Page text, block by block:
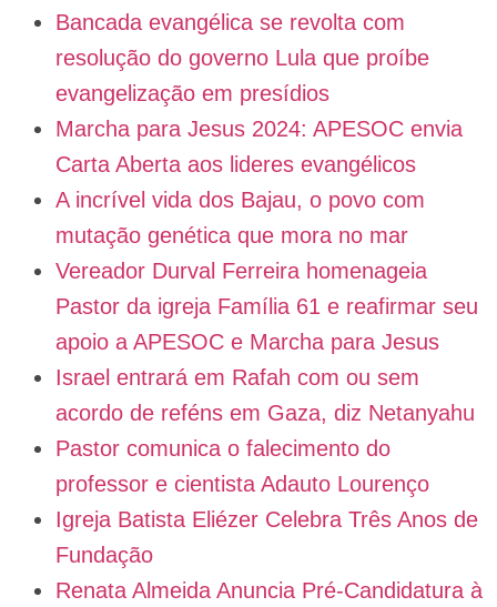
Bancada evangélica se revolta com
resolução do governo Lula que proíbe
evangelização em presídios
Marcha para Jesus 2024: APESOC envia
Carta Aberta aos lideres evangélicos
A incrível vida dos Bajau, o povo com
mutação genética que mora no mar
Vereador Durval Ferreira homenageia
Pastor da igreja Família 61 e reafirmar seu
apoio a APESOC e Marcha para Jesus
Israel entrará em Rafah com ou sem
acordo de reféns em Gaza, diz Netanyahu
Pastor comunica o falecimento do
professor e cientista Adauto Lourenço
Igreja Batista Eliézer Celebra Três Anos de
Fundação
Renata Almeida Anuncia Pré-Candidatura à